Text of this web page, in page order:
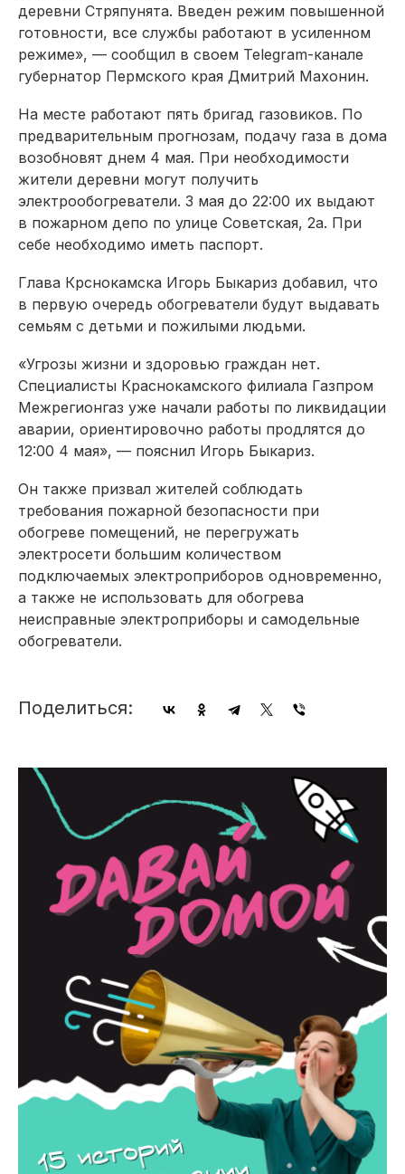
деревни Стряпунята. Введен режим повышенной
готовности, все службы работают в усиленном
режиме», — сообщил в своем Telegram-канале
губернатор Пермского края Дмитрий Махонин.
На месте работают пять бригад газовиков. По
предварительным прогнозам, подачу газа в дома
возобновят днем 4 мая. При необходимости
жители деревни могут получить
электрообогреватели. 3 мая до 22:00 их выдают
в пожарном депо по улице Советская, 2а. При
себе необходимо иметь паспорт.
Глава Крснокамска Игорь Быкариз добавил, что
в первую очередь обогреватели будут выдавать
семьям с детьми и пожилыми людьми.
«Угрозы жизни и здоровью граждан нет.
Специалисты Краснокамского филиала Газпром
Межрегионгаз уже начали работы по ликвидации
аварии, ориентировочно работы продлятся до
12:00 4 мая», — пояснил Игорь Быкариз.
Он также призвал жителей соблюдать
требования пожарной безопасности при
обогреве помещений, не перегружать
электросети большим количеством
подключаемых электроприборов одновременно,
а также не использовать для обогрева
неисправные электроприборы и самодельные
обогреватели.
Поделиться: